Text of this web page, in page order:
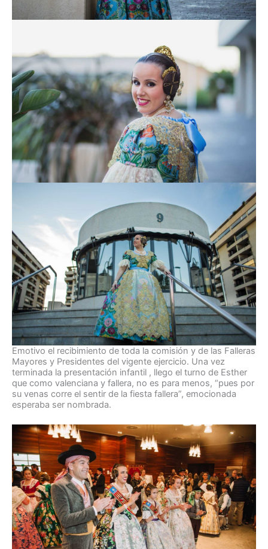
Emotivo el recibimiento de toda la comisión y de las Falleras
Mayores y Presidentes del vigente ejercicio. Una vez
terminada la presentación infantil , llego el turno de Esther
que como valenciana y fallera, no es para menos, “pues por
su venas corre el sentir de la fiesta fallera”, emocionada
esperaba ser nombrada.